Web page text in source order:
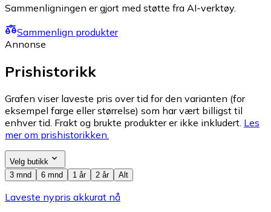
Sammenligningen er gjort med støtte fra AI-verktøy.
Sammenlign produkter
Annonse
Prishistorikk
Grafen viser laveste pris over tid for den varianten (for
eksempel farge eller størrelse) som har vært billigst til
enhver tid. Frakt og brukte produkter er ikke inkludert. Les
mer om prishistorikken.
Velg butikk
3 mnd
6 mnd 1 år 2 år Alt
Laveste nypris akkurat nå